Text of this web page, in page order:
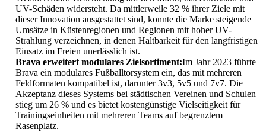
UV-Schäden widersteht. Da mittlerweile 32 % ihrer Ziele mit
dieser Innovation ausgestattet sind, konnte die Marke steigende
Umsätze in Küstenregionen und Regionen mit hoher UV-
Strahlung verzeichnen, in denen Haltbarkeit für den langfristigen
Einsatz im Freien unerlässlich ist.
Brava erweitert modulares Zielsortiment:Im Jahr 2023 führte
Brava ein modulares Fußballtorsystem ein, das mit mehreren
Feldformaten kompatibel ist, darunter 3v3, 5v5 und 7v7. Die
Akzeptanz dieses Systems bei städtischen Vereinen und Schulen
stieg um 26 % und es bietet kostengünstige Vielseitigkeit für
Trainingseinheiten mit mehreren Teams auf begrenztem
Rasenplatz.